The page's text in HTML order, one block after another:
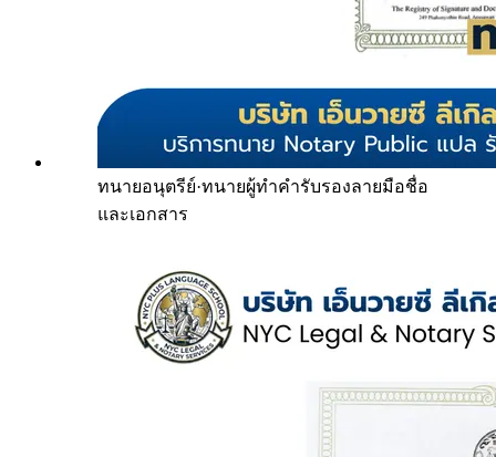
ทนายอนุตรีย์·ทนายผู้ทำคำรับรองลายมือชื่อ
และเอกสาร